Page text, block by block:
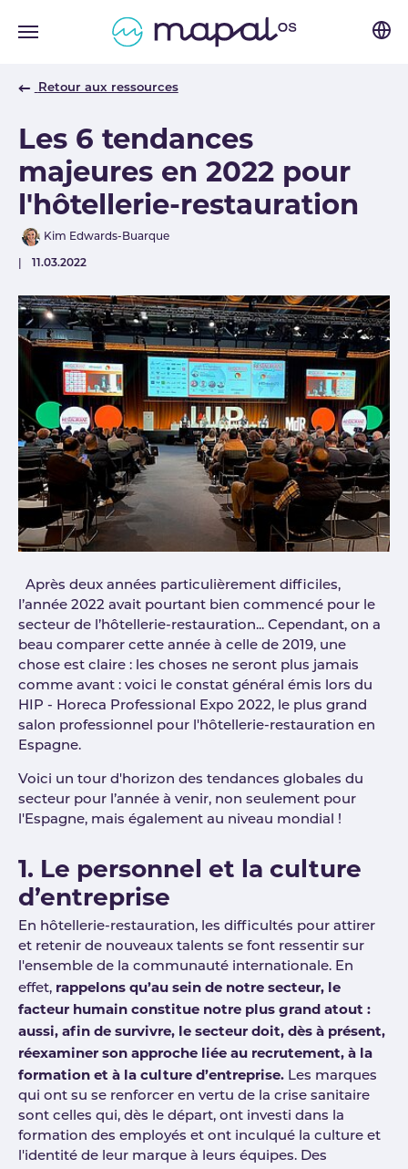
Retour aux ressources
Les 6 tendances
majeures en 2022 pour
l'hôtellerie-restauration
AuthorKim Edwards-Buarque
Published
11.03.2022
Après deux années particulièrement difficiles,
l’année 2022 avait pourtant bien commencé pour le
secteur de l’hôtellerie-restauration... Cependant, on a
beau comparer cette année à celle de 2019, une
chose est claire : les choses ne seront plus jamais
comme avant : voici le constat général émis lors du
HIP - Horeca Professional Expo 2022, le plus grand
salon professionnel pour l'hôtellerie-restauration en
Espagne.
Voici un tour d'horizon des tendances globales du
secteur pour l’année à venir, non seulement pour
l'Espagne, mais également au niveau mondial !
1. Le personnel et la culture
d’entreprise
En hôtellerie-restauration, les difficultés pour attirer
et retenir de nouveaux talents se font ressentir sur
l'ensemble de la communauté internationale. En
effet, rappelons qu’au sein de notre secteur, le
facteur humain constitue notre plus grand atout :
aussi, afin de survivre, le secteur doit, dès à présent,
réexaminer son approche liée au recrutement, à la
formation et à la culture d’entreprise. Les marques
qui ont su se renforcer en vertu de la crise sanitaire
sont celles qui, dès le départ, ont investi dans la
formation des employés et ont inculqué la culture et
l'identité de leur marque à leurs équipes. Des